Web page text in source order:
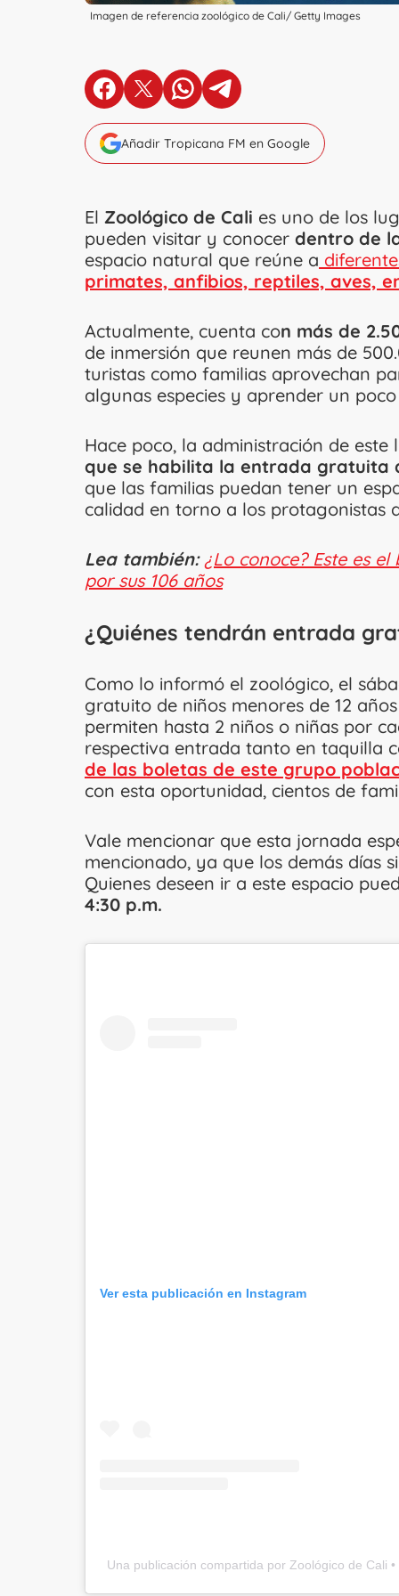
Imagen de referencia zoológico de Cali/ Getty Images
en Facebook
en X en Whatsapp
en Telegram
Añadir Tropicana FM en Google
El Zoológico de Cali es uno de los
pueden visitar y conocer dentro de
espacio natural que reúne a
primates, anfibios, reptiles, aves,
Actualmente, cuenta con más de
de inmersión que reunen más de
turistas como familias aprovechan
algunas especies y aprender un
Hace poco, la administración de
que se habilita la entrada gratuita
que las familias puedan tener un
calidad en torno a los protagonistas
Lea también: ¿Lo conoce? Este es
por sus 106 años
¿Quiénes tendrán entrada
Como lo informó el zoológico, el
gratuito de niños menores de 12
permiten hasta 2 niños o niñas por
respectiva entrada tanto en taquilla
de las boletas de este grupo
con esta oportunidad, cientos de
Vale mencionar que esta jornada
mencionado, ya que los demás días
Quienes deseen ir a este espacio
4:30 p.m.
Ver esta publicación en Instagram
Una publicación compartida por Zoológico de Cali